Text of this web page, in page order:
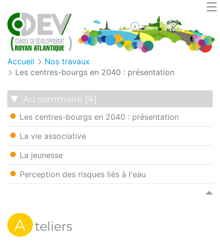
Accueil
Nos travaux
Les centres-bourgs en 2040 : présentation
Au sommaire [4]
Les centres-bourgs en 2040 : présentation
La vie associative
La jeunesse
Perception des risques liés à l'eau
A teliers